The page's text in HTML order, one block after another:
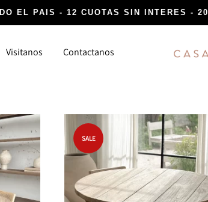
TEXTIL
Alfombras
Almohadones
Para la mesa
Visitanos Contactanos
SALE
EL PAIS - 12 CUOTAS SIN INTERES -